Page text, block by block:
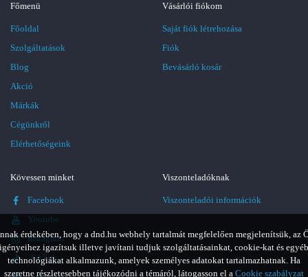
érdekében, hogy a dnd.hu webhely tartalmát megfelelően megjelenítsük, az
igényeihez igazítsuk illetve javítani tudjuk szolgáltatásainkat, cookie-kat és egyéb
technológiákat alkalmazunk, amelyek személyes adatokat tartalmazhatnak. Ha
szeretne részletesebben tájékozódni a témáról, látogasson el a Cookie szabályzat
Főmenü
Főoldal
Szolgáltatások
Blog
Akció
Márkák
Cégünkről
Elérhetőségeink
Vásárlói fiókom
Saját fiók létrehozása
Fiók
Bevásárló kosár
Kövessen minket
Facebook
Youtube
Instagram
TikTok
Viszonteladóknak
Viszonteladói információk